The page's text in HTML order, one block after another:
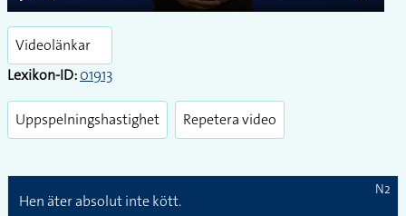
Play
Enter
Videolänkar
Lexikon-ID:01913
Uppspelningshastighet Repetera video
Hen äter absolut inte kött.
N2